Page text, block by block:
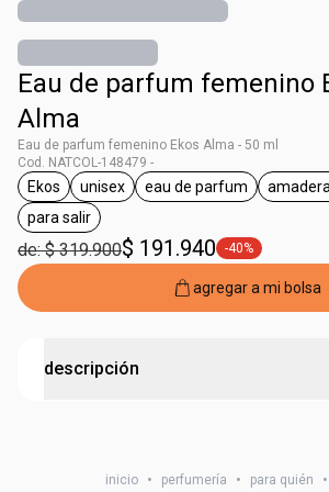
Eau de parfum femenino
Alma
Eau de parfum femenino Ekos Alma - 50 ml
Cod. NATCOL-148479 -
general.tag Ekos
Ekos
general.tag unisex
unisex
general.tag eau
eau de parfum
general.tag para salir
para salir
de: $ 319.900$ 191.940 general.tag -40%
-40%
agregar a mi bolsa
descripción
Ekos Alma es una fragancia femenina
inicio • perfumería • para quién •